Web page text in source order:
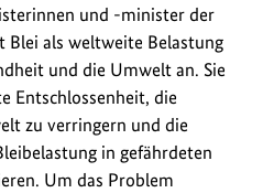
und -minister der
Blei als weltweite Belastung
und die Umwelt an. Sie
Entschlossenheit, die
zu verringern und die
in gefährdeten
Um das Problem